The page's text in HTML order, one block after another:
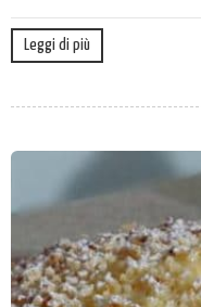
Leggi di più